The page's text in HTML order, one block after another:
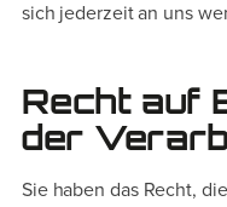
sich jederzeit an uns
Recht auf
der
Sie haben das Recht,